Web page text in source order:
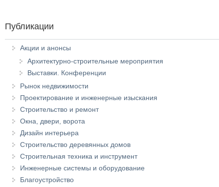
Публикации
Акции и анонсы
Архитектурно-строительные мероприятия
Выставки. Конференции
Рынок недвижимости
Проектирование и инженерные изыскания
Строительство и ремонт
Окна, двери, ворота
Дизайн интерьера
Строительство деревянных домов
Строительная техника и инструмент
Инженерные системы и оборудование
Благоустройство